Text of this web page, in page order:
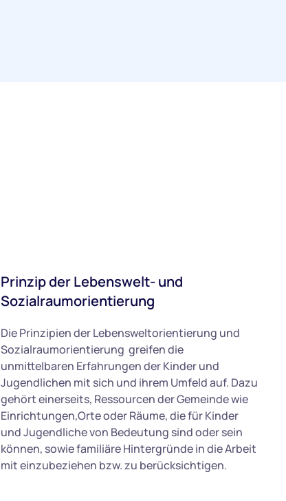
Prinzip der Lebenswelt- und
Sozialraumorientierung
Die Prinzipien der Lebensweltorientierung und
Sozialraumorientierung greifen die
unmittelbaren Erfahrungen der Kinder und
Jugendlichen mit sich und ihrem Umfeld auf. Dazu
gehört einerseits, Ressourcen der Gemeinde wie
Einrichtungen,Orte oder Räume, die für Kinder
und Jugendliche von Bedeutung sind oder sein
können, sowie familiäre Hintergründe in die Arbeit
mit einzubeziehen bzw. zu berücksichtigen.